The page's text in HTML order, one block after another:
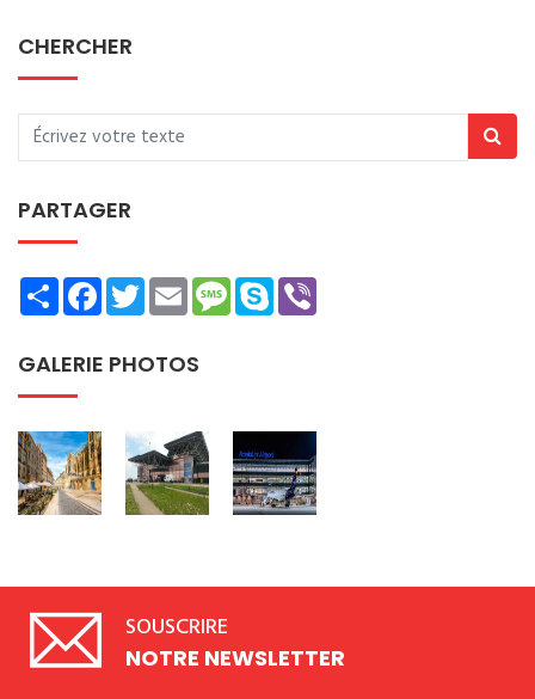
CHERCHER
PARTAGER
ShareFacebookTwitterEmailMessage
Skype
GALERIE PHOTOS
SOUSCRIRE
NOTRE NEWSLETTER